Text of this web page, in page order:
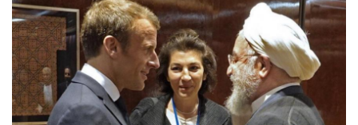
macroon-
2323.jpg